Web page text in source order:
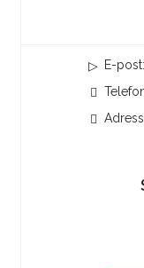
E-post: